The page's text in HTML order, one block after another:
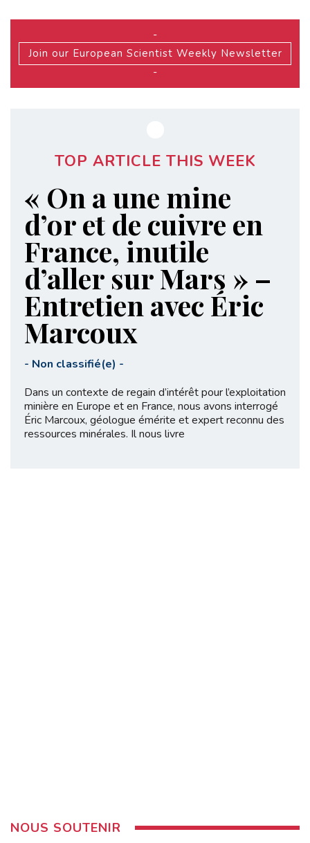
-
Join our European Scientist Weekly Newsletter
-
TOP ARTICLE THIS WEEK
« On a une mine
d’or et de cuivre en
France, inutile
d’aller sur Mars » –
Entretien avec Éric
Marcoux
- Non classifié(e) -
Dans un contexte de regain d’intérêt pour l’exploitation
minière en Europe et en France, nous avons interrogé
Éric Marcoux, géologue émérite et expert reconnu des
ressources minérales. Il nous livre
NOUS SOUTENIR